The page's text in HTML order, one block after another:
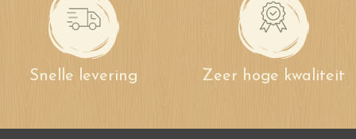
Snelle levering Zeer hoge kwaliteit